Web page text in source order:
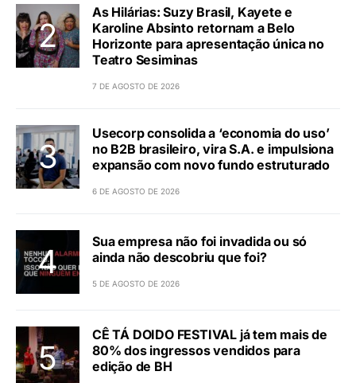
As Hilárias: Suzy Brasil, Kayete e
Karoline Absinto retornam a Belo
Horizonte para apresentação única no
Teatro Sesiminas
7 DE AGOSTO DE 2026
Usecorp consolida a ‘economia do uso’
no B2B brasileiro, vira S.A. e impulsiona
expansão com novo fundo estruturado
6 DE AGOSTO DE 2026
Sua empresa não foi invadida ou só
ainda não descobriu que foi?
5 DE AGOSTO DE 2026
CÊ TÁ DOIDO FESTIVAL já tem mais de
80% dos ingressos vendidos para
edição de BH